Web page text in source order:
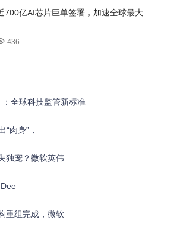
700亿AI芯片巨单签署，加速全球最大
436
全球科技监管新标准
肉身”，
独宠？微软英伟
重组完成，微软